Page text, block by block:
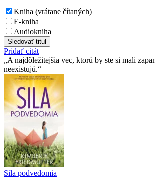
Kniha (vrátane čítaných)
E-kniha
Audiokniha
Sledovať titul
Pridať citát
A najdôležitejšia vec, ktorú by ste si mali
neexistujú.
Sila podvedomia